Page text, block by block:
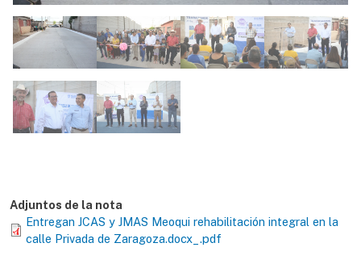
Adjuntos de la nota
Entregan JCAS y JMAS Meoqui rehabilitación integral en la
calle Privada de Zaragoza.docx_.pdf